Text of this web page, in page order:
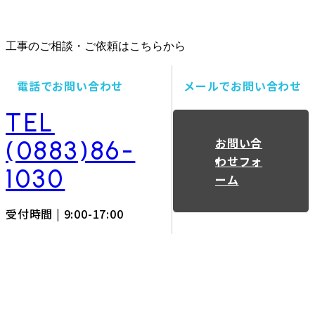
工事のご相談・ご依頼はこちらから
電話でお問い合わせ
TEL
(0883)86-
1030
受付時間 | 9:00-17:00
メールでお問い合わせ
お問い合
わせフォ
ーム